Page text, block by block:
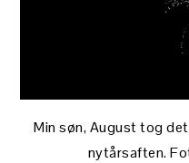
Min søn, August tog
nytårsaften.